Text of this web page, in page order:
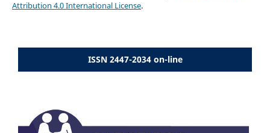
Attribution 4.0 International License.
ISSN 2447-2034 on-line